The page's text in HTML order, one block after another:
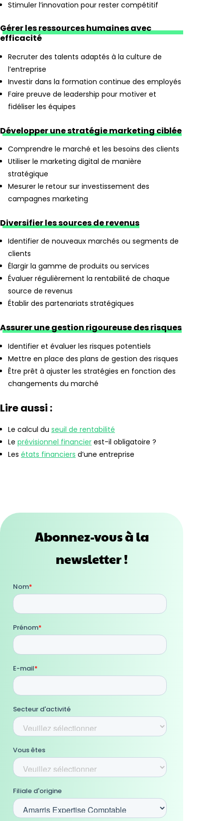
Stimuler l’innovation pour rester compétitif
Gérer les ressources humaines avec
efficacité
Recruter des talents adaptés à la culture de
l’entreprise
Investir dans la formation continue des employés
Faire preuve de leadership pour motiver et
fidéliser les équipes
Développer une stratégie marketing ciblée
Comprendre le marché et les besoins des clients
Utiliser le marketing digital de manière
stratégique
Mesurer le retour sur investissement des
campagnes marketing
Diversifier les sources de revenus
Identifier de nouveaux marchés ou segments de
clients
Élargir la gamme de produits ou services
Évaluer régulièrement la rentabilité de chaque
source de revenus
Établir des partenariats stratégiques
Assurer une gestion rigoureuse des risques
Identifier et évaluer les risques potentiels
Mettre en place des plans de gestion des risques
Être prêt à ajuster les stratégies en fonction des
changements du marché
Lire aussi :
Le calcul du seuil de rentabilité
Le prévisionnel financier est-il obligatoire ?
Les états financiers d’une entreprise
Abonnez-vous à la
newsletter !